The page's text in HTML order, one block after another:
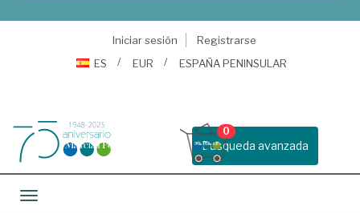
Iniciar sesión
Registrarse
ES
EUR ESPAÑA PENINSULAR
Busqueda avanzada
0
Toggle navigation